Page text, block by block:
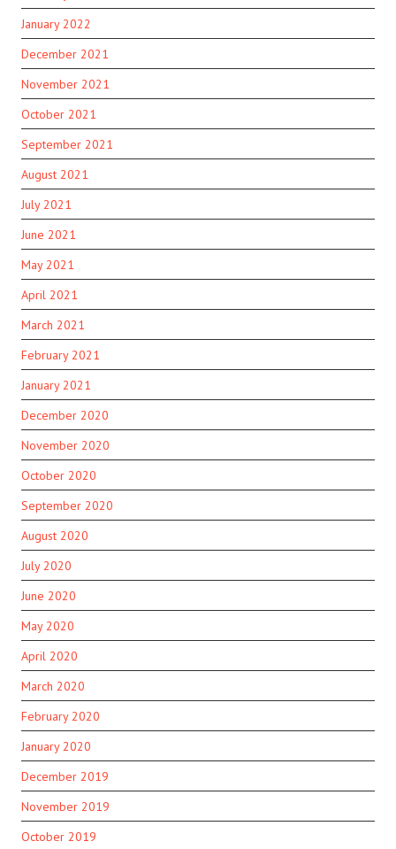
January 2022
December 2021
November 2021
October 2021
September 2021
August 2021
July 2021
June 2021
May 2021
April 2021
March 2021
February 2021
January 2021
December 2020
November 2020
October 2020
September 2020
August 2020
July 2020
June 2020
May 2020
April 2020
March 2020
February 2020
January 2020
December 2019
November 2019
October 2019